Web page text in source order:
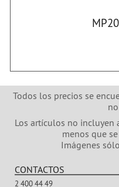
Todos los precios se
Los artículos no incluyen
menos que
Imágenes
CONTACTOS
2 400 44 49